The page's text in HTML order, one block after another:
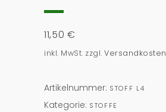
11,50 €
inkl. MwSt. zzgl.Versandkosten
Artikelnummer: STOFF L4
Kategorie: STOFFE